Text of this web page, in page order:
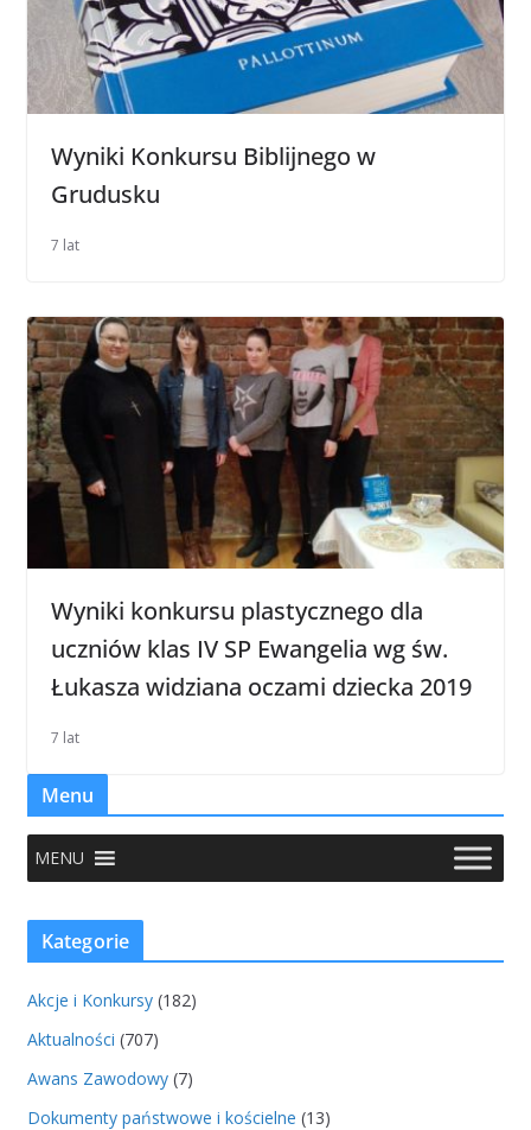
Wyniki Konkursu Biblijnego w
Grudusku
7 lat
Wyniki konkursu plastycznego dla
uczniów klas IV SP Ewangelia wg św.
Łukasza widziana oczami dziecka 2019
7 lat
Menu
MENU
Kategorie
Akcje i Konkursy(182)
Aktualności (707)
Awans Zawodowy(7)
Dokumenty państwowe i kościelne (13)